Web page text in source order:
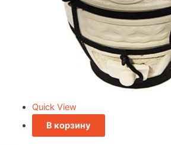
Quick View
В корзину